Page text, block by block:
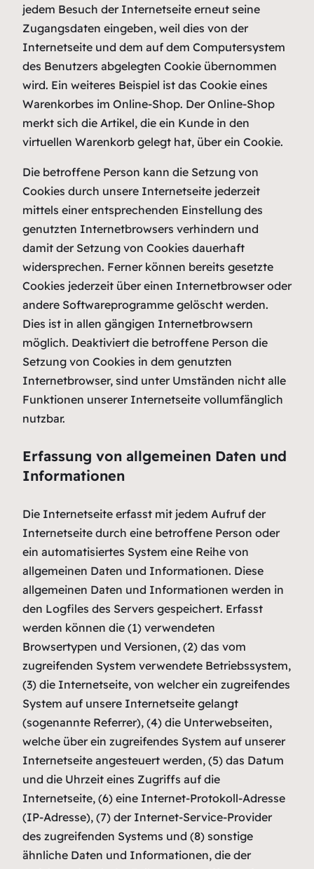
jedem Besuch der Internetseite erneut seine
Zugangsdaten eingeben, weil dies von der
Internetseite und dem auf dem Computersystem
des Benutzers abgelegten Cookie übernommen
wird. Ein weiteres Beispiel ist das Cookie eines
Warenkorbes im Online-Shop. Der Online-Shop
merkt sich die Artikel, die ein Kunde in den
virtuellen Warenkorb gelegt hat, über ein Cookie.
Die betroffene Person kann die Setzung von
Cookies durch unsere Internetseite jederzeit
mittels einer entsprechenden Einstellung des
genutzten Internetbrowsers verhindern und
damit der Setzung von Cookies dauerhaft
widersprechen. Ferner können bereits gesetzte
Cookies jederzeit über einen Internetbrowser oder
andere Softwareprogramme gelöscht werden.
Dies ist in allen gängigen Internetbrowsern
möglich. Deaktiviert die betroffene Person die
Setzung von Cookies in dem genutzten
Internetbrowser, sind unter Umständen nicht alle
Funktionen unserer Internetseite vollumfänglich
nutzbar.
Erfassung von allgemeinen Daten und
Informationen
Die Internetseite erfasst mit jedem Aufruf der
Internetseite durch eine betroffene Person oder
ein automatisiertes System eine Reihe von
allgemeinen Daten und Informationen. Diese
allgemeinen Daten und Informationen werden in
den Logfiles des Servers gespeichert. Erfasst
werden können die (1) verwendeten
Browsertypen und Versionen, (2) das vom
zugreifenden System verwendete Betriebssystem,
(3) die Internetseite, von welcher ein zugreifendes
System auf unsere Internetseite gelangt
(sogenannte Referrer), (4) die Unterwebseiten,
welche über ein zugreifendes System auf unserer
Internetseite angesteuert werden, (5) das Datum
und die Uhrzeit eines Zugriffs auf die
Internetseite, (6) eine Internet-Protokoll-Adresse
(IP-Adresse), (7) der Internet-Service-Provider
des zugreifenden Systems und (8) sonstige
ähnliche Daten und Informationen, die der